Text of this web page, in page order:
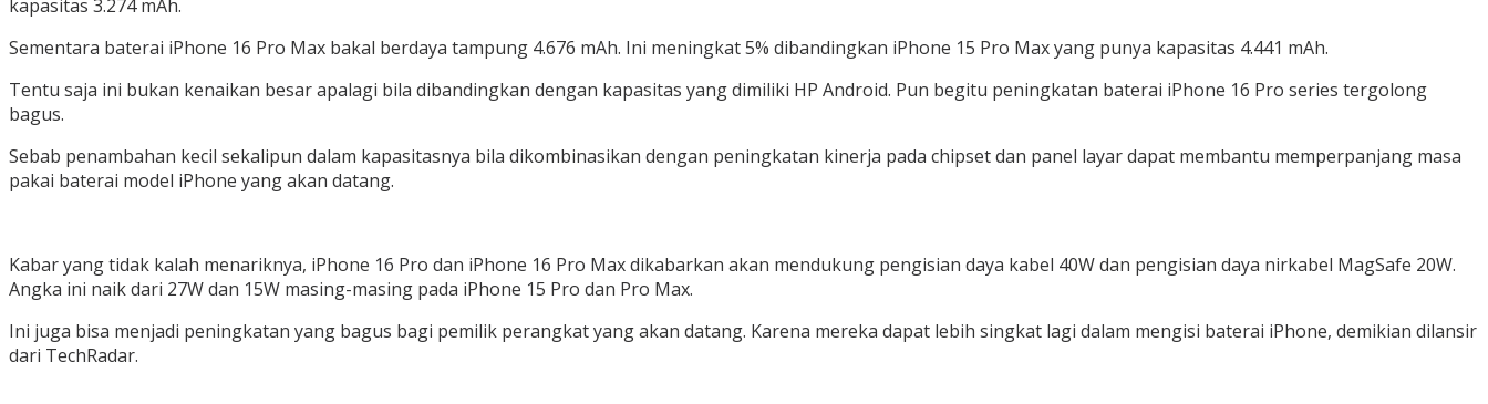
kapasitas 3.274 mAh.
Sementara baterai iPhone 16 Pro Max bakal berdaya tampung 4.676 mAh. Ini meningkat 5% dibandingkan iPhone 15 Pro Max yang punya kapasitas 4.441 mAh.
Tentu saja ini bukan kenaikan besar apalagi bila dibandingkan dengan kapasitas yang dimiliki HP Android. Pun begitu peningkatan baterai iPhone 16 Pro series tergolong
bagus.
Sebab penambahan kecil sekalipun dalam kapasitasnya bila dikombinasikan dengan peningkatan kinerja pada chipset dan panel layar dapat membantu memperpanjang masa
pakai baterai model iPhone yang akan datang.
Kabar yang tidak kalah menariknya, iPhone 16 Pro dan iPhone 16 Pro Max dikabarkan akan mendukung pengisian daya kabel 40W dan pengisian daya nirkabel MagSafe 20W.
Angka ini naik dari 27W dan 15W masing-masing pada iPhone 15 Pro dan Pro Max.
Ini juga bisa menjadi peningkatan yang bagus bagi pemilik perangkat yang akan datang. Karena mereka dapat lebih singkat lagi dalam mengisi baterai iPhone, demikian dilansir
dari TechRadar.